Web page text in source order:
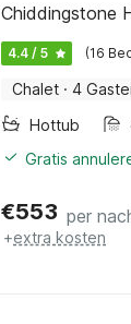
Chiddingstone
4.4 / 5 (16
Chalet · 4
Hottub
Gratis
€553 per
+extra kosten